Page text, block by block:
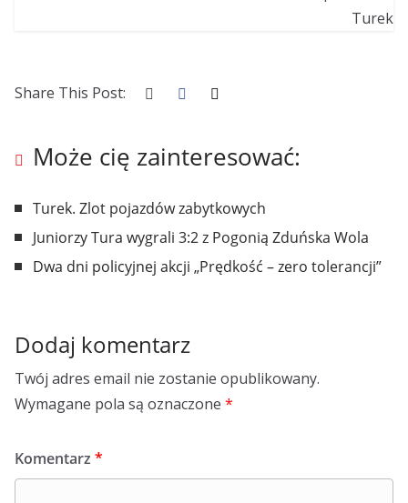
Share This Post:
Może cię zainteresować:
Turek. Zlot pojazdów zabytkowych
Juniorzy Tura wygrali 3:2 z Pogonią Zduńska Wola
Dwa dni policyjnej akcji „Prędkość – zero tolerancji”
Dodaj komentarz
Twój adres email nie zostanie opublikowany.
Wymagane pola są oznaczone *
Komentarz *